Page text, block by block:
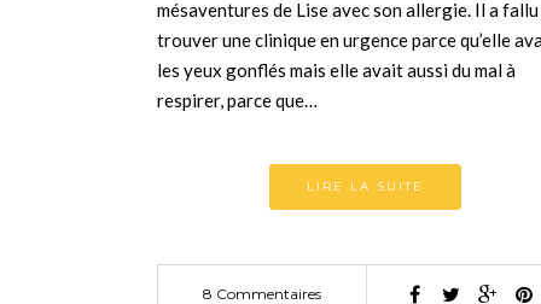
mésaventures de Lise avec son allergie. Il a fallu
trouver une clinique en urgence parce qu’elle
les yeux gonflés mais elle avait aussi du mal à
respirer, parce que…
LIRE LA SUITE
8 Commentaires